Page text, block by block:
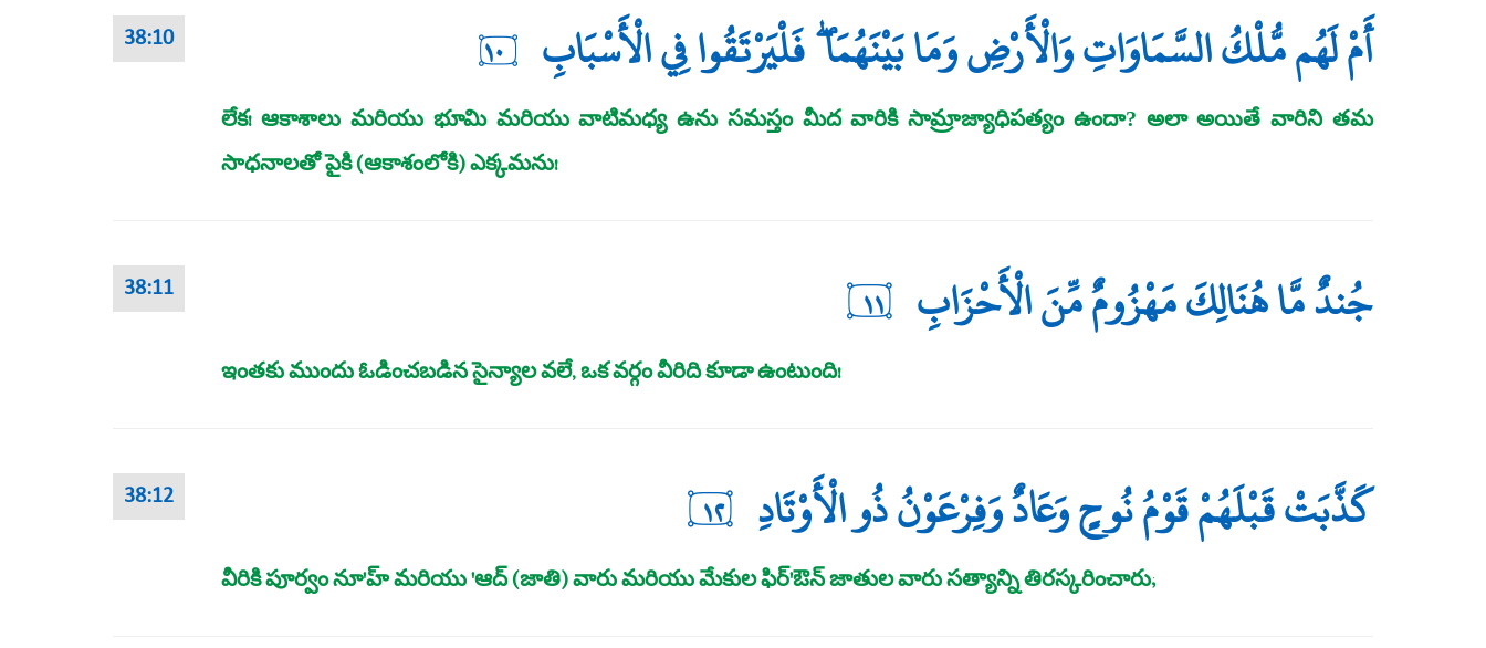
38:10 أَمْ لَهُم مُّلْكُ السَّمَاوَاتِ وَالْأَرْضِ وَمَا بَيْنَهُمَا ۖ فَلْيَرْتَقُوا فِي الْأَسْبَابِ ١٠
లేక! ఆకాశాలు మరియు భూమి మరియు వాటిమధ్య ఉను సమస్తం మీద వారికి సామ్రాజ్యాధిపత్యం ఉందా? అలా అయితే వారిని తమ
సాధనాలతో పైకి (ఆకాశంలోకి) ఎక్కమను!
38:11 جُندٌ مَّا هُنَالِكَ مَهْزُومٌ مِّنَ الْأَحْزَابِ ١١
ఇంతకు ముందు ఓడించబడిన సైన్యాల వలే, ఒక వర్గం వీరిది కూడా ఉంటుంది!
38:12 كَذَّبَتْ قَبْلَهُمْ قَوْمُ نُوحٍ وَعَادٌ وَفِرْعَوْنُ ذُو الْأَوْتَادِ ١٢
వీరికి పూర్వం నూ'హ్‌ మరియు 'ఆద్‌ (జాతి) వారు మరియు మేకుల ఫిర్‌'ఔన్‌ జాతుల వారు సత్యాన్ని తిరస్కరించారు;